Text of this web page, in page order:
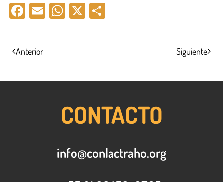
Facebook
EmailWhatsApp
X
Anterior Siguiente
CONTACTO
info@conlactraho.org